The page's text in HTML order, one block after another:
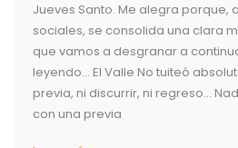
Jueves Santo. Me alegra porque,
sociales, se consolida una clara
que vamos a desgranar a
leyendo… El Valle No tuiteó
previa, ni discurrir, ni regreso…
con una previa